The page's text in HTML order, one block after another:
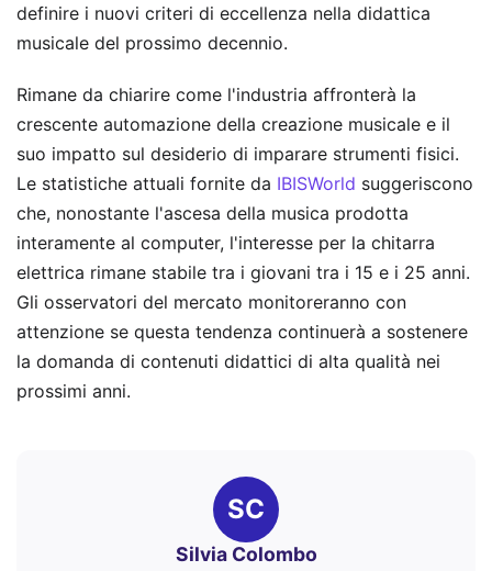
definire i nuovi criteri di eccellenza nella didattica
musicale del prossimo decennio.
Rimane da chiarire come l'industria affronterà la
crescente automazione della creazione musicale e il
suo impatto sul desiderio di imparare strumenti fisici.
Le statistiche attuali fornite da IBISWorld suggeriscono
che, nonostante l'ascesa della musica prodotta
interamente al computer, l'interesse per la chitarra
elettrica rimane stabile tra i giovani tra i 15 e i 25 anni.
Gli osservatori del mercato monitoreranno con
attenzione se questa tendenza continuerà a sostenere
la domanda di contenuti didattici di alta qualità nei
prossimi anni.
SC
Silvia Colombo